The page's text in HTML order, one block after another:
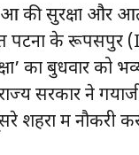
की सुरक्षा और
पटना के रूपसपुर
का बुधवार को
सरकार ने
शहरों में नौकरी